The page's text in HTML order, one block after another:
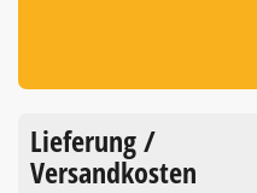
Lieferung /
Versandkosten